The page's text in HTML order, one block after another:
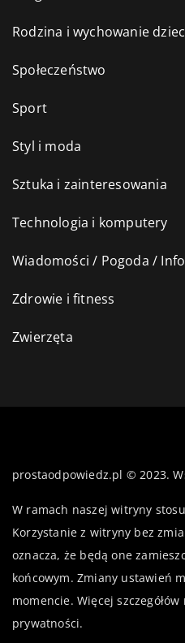
Rodzina i wychowanie
Społeczeństwo
Sport
Styl i moda
Sztuka i zainteresowania
Technologia i komputery
Wiadomości / Pogoda /
Zdrowie i fitness
Zwierzęta
prostaodpowiedz.pl © 2023.
W ramach naszej witryny
Korzystanie z witryny bez
oznacza, że będą one
końcowym. Zmiany ustawień
momencie. Więcej
prywatności.